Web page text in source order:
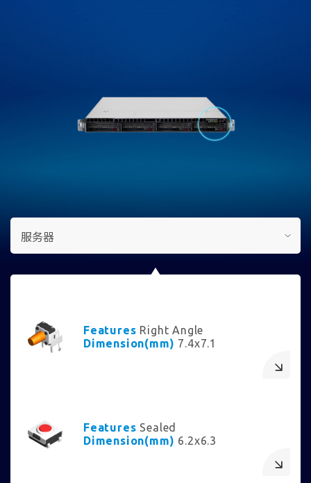
Features Right Angle
Dimension(mm) 7.4x7.1
Features Sealed
Dimension(mm) 6.2x6.3